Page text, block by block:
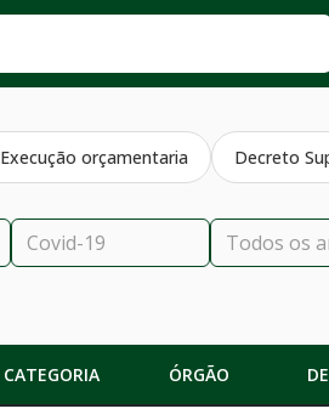
orçamentaria Decreto
CATEGORIA ÓRGÃO